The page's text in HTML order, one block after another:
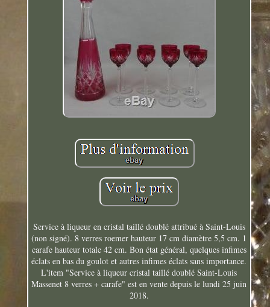
Service à liqueur en cristal taillé doublé attribué à Saint-Louis
(non signé). 8 verres roemer hauteur 17 cm diamètre 5,5 cm. 1
carafe hauteur totale 42 cm. Bon état général, quelques infimes
éclats en bas du goulot et autres infimes éclats sans importance.
L'item "Service à liqueur cristal taillé doublé Saint-Louis
Massenet 8 verres + carafe" est en vente depuis le lundi 25 juin
2018.